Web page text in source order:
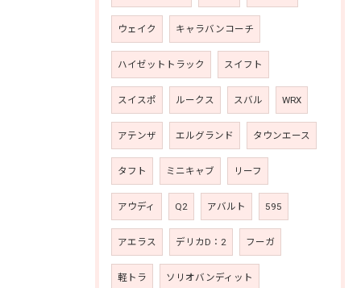
ウェイク キャラバンコーチ
ハイゼットトラック スイフト
スイスポ ルークス スバル WRX
アテンザ エルグランド タウンエース
タフト ミニキャブ リーフ
アウディ Q2 アバルト 595
アエラス デリカD：2 フーガ
軽トラ ソリオバンディット